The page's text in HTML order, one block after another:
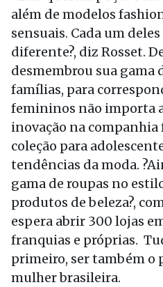
além de modelos
sensuais. Cada um
diferente?, diz Rosset.
desmembrou sua gama
famílias, para
femininos não importa
inovação na
coleção para
tendências da moda.
gama de roupas no
produtos de beleza?,
espera abrir 300 lojas
franquias e próprias.
primeiro, ser também o
mulher brasileira.